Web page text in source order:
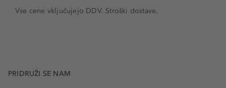
Vse cene vključujejo DDV. Stroški dostave.
PRIDRUŽI SE NAM